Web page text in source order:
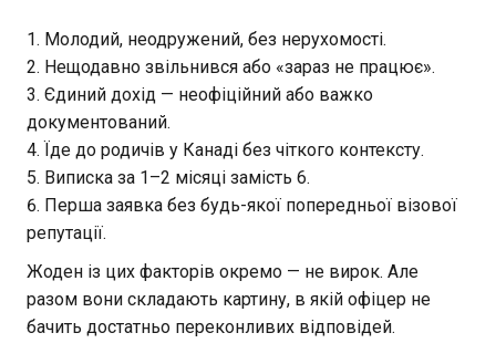
Молодий, неодружений, без нерухомості.
Нещодавно звільнився або «зараз не працює».
Єдиний дохід — неофіційний або важко
документований.
Їде до родичів у Канаді без чіткого контексту.
Виписка за 1–2 місяці замість 6.
Перша заявка без будь-якої попередньої візової
репутації.
Жоден із цих факторів окремо — не вирок. Але
разом вони складають картину, в якій офіцер не
бачить достатньо переконливих відповідей.